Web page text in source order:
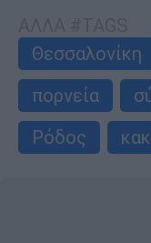
Θεσσαλονίκη
πορνεία
Ρόδος